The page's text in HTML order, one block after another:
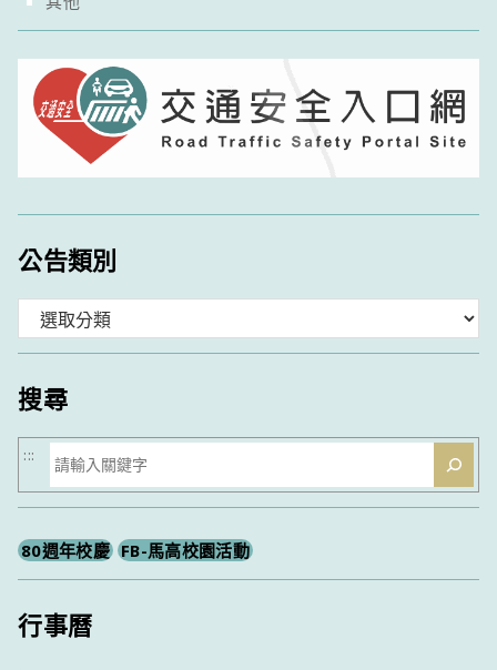
公告類別
類
搜尋
搜
尋
:::
80週年校慶 FB-馬高校園活動
行事曆